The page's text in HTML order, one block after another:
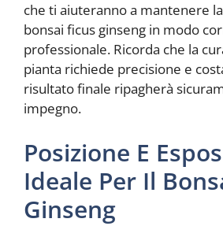
che ti aiuteranno a mantenere
bonsai ficus ginseng in modo
professionale. Ricorda che la
pianta richiede precisione e
risultato finale ripagherà
impegno.
Posizione E
Ideale Per Il
Ginseng